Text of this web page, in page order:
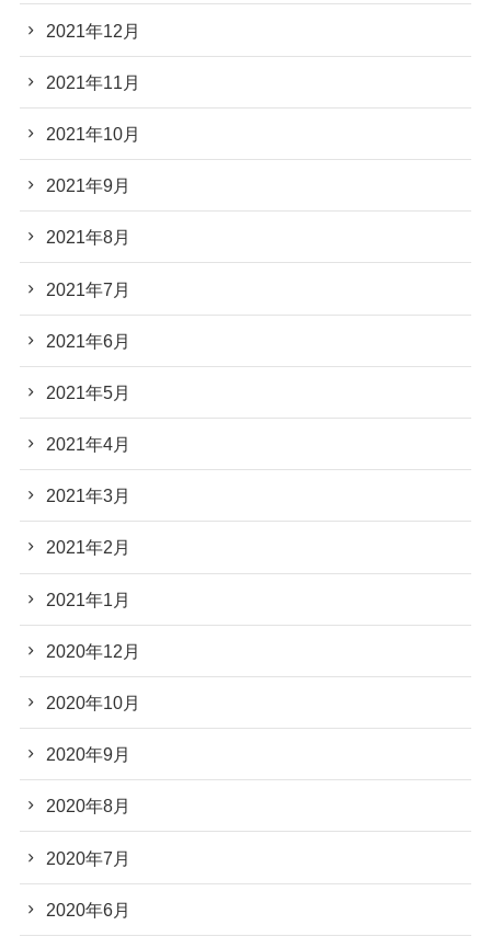
2021年12月
2021年11月
2021年10月
2021年9月
2021年8月
2021年7月
2021年6月
2021年5月
2021年4月
2021年3月
2021年2月
2021年1月
2020年12月
2020年10月
2020年9月
2020年8月
2020年7月
2020年6月